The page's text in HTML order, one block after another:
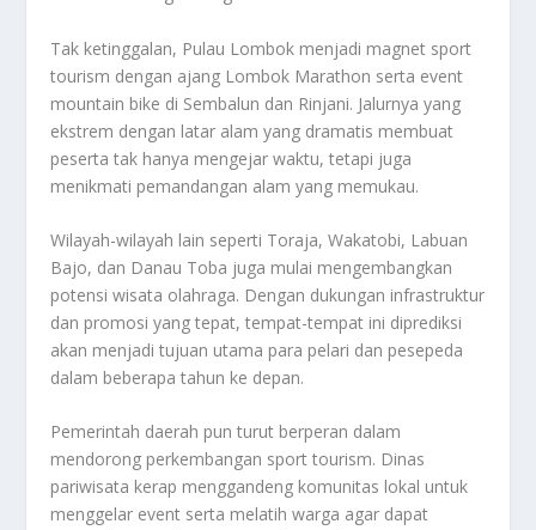
Tak ketinggalan, Pulau Lombok menjadi magnet sport
tourism dengan ajang Lombok Marathon serta event
mountain bike di Sembalun dan Rinjani. Jalurnya yang
ekstrem dengan latar alam yang dramatis membuat
peserta tak hanya mengejar waktu, tetapi juga
menikmati pemandangan alam yang memukau.
Wilayah-wilayah lain seperti Toraja, Wakatobi, Labuan
Bajo, dan Danau Toba juga mulai mengembangkan
potensi wisata olahraga. Dengan dukungan infrastruktur
dan promosi yang tepat, tempat-tempat ini diprediksi
akan menjadi tujuan utama para pelari dan pesepeda
dalam beberapa tahun ke depan.
Pemerintah daerah pun turut berperan dalam
mendorong perkembangan sport tourism. Dinas
pariwisata kerap menggandeng komunitas lokal untuk
menggelar event serta melatih warga agar dapat